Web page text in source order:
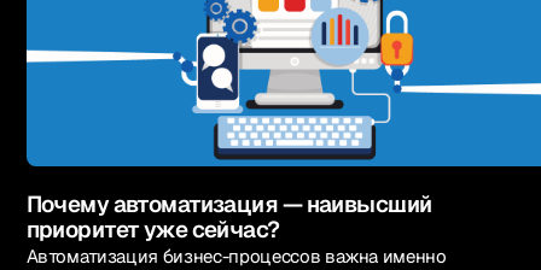
Почему автоматизация — наивысший
приоритет уже сейчас?
Автоматизация бизнес-процессов важна именно